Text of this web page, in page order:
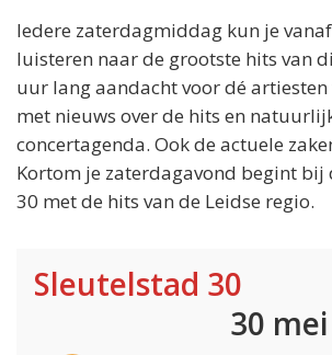
Iedere zaterdagmiddag kun je
luisteren naar de grootste hits van
uur lang aandacht voor dé
met nieuws over de hits en
concertagenda. Ook de actuele
Kortom je zaterdagavond begint bij
30 met de hits van de Leidse regio.
Sleutelstad 30
30